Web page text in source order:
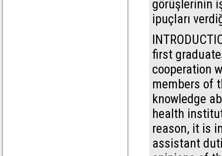
görüşlerinin
ipuçları
first
cooperation
members of
knowledge
health
reason, it is
assistant